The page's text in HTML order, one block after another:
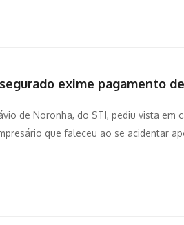
exime pagamento
de Noronha, do STJ, pediu vista em
que faleceu ao se acidentar